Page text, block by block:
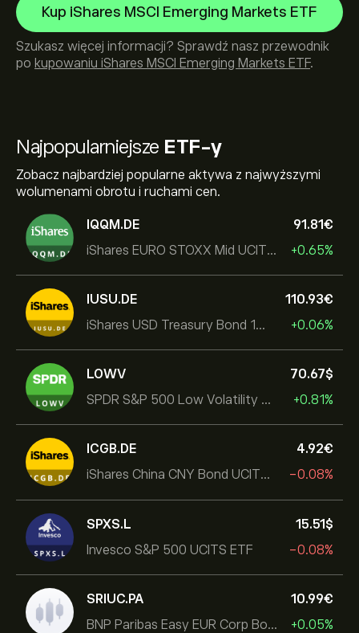
Najpopularniejsze ETF-y
Zobacz najbardziej popularne aktywa z najwyższymi
wolumenami obrotu i ruchami cen.
IQQM.DE
iShares EURO STOXX Mid UCITS ETF
91.81‎€‎
+0.65%
IUSU.DE
iShares USD Treasury Bond 1-3yr UCITS ETF
110.93‎€‎
+0.06%
LOWV
SPDR S&P 500 Low Volatility UCITS ETF
70.67‎$‎
+0.81%
ICGB.DE
iShares China CNY Bond UCITS ETF
4.92‎€‎
-0.08%
SPXS.L
Invesco S&P 500 UCITS ETF
15.51‎$‎
-0.08%
SRIUC.PA
BNP Paribas Easy EUR Corp Bond SRI Fossil Free Ult
10.99‎€‎
+0.05%
Kup iShares MSCI Emerging Markets ETF
Szukasz więcej informacji? Sprawdź nasz przewodnik
po kupowaniu iShares MSCI Emerging Markets ETF.